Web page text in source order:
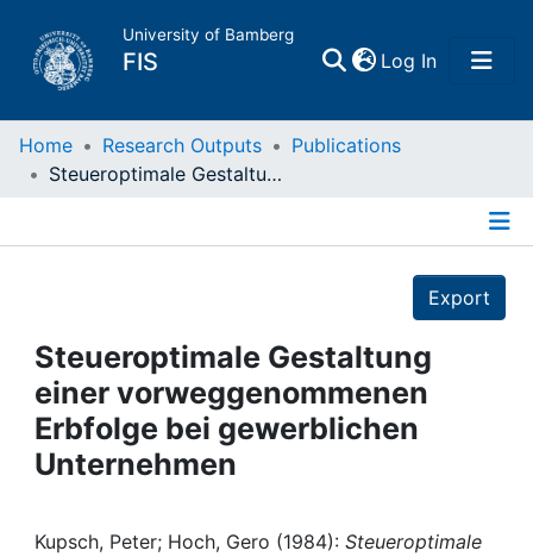
University of Bamberg
FIS Log In(current)
Home
Projects
People
Institutions
Awards
Home Research Outputs
Publications
Steueroptimale Gestaltung einer vorweggenommenen Erbfolge bei gewerblichen Unternehmen
Export
Steueroptimale Gestaltung
einer vorweggenommenen
Erbfolge bei gewerblichen
Unternehmen
Kupsch, Peter; Hoch, Gero (1984): Steueroptimale